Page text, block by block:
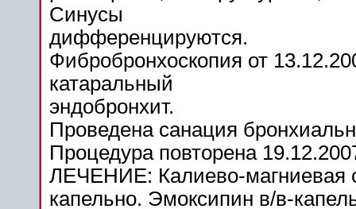
Синусы
дифференцируются.
Фибробронхоскопия от
катаральный
эндобронхит.
Проведена санация
Процедура повторена
ЛЕЧЕНИЕ: Калиево-магниевая
капельно. Эмоксипин в/в-